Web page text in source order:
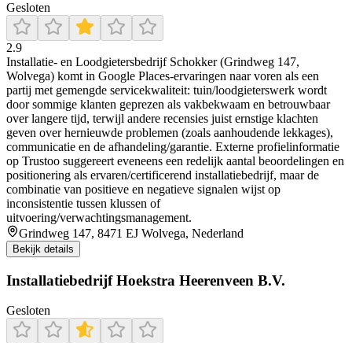
Gesloten
2.9
Installatie- en Loodgietersbedrijf Schokker (Grindweg 147,
Wolvega) komt in Google Places-ervaringen naar voren als een
partij met gemengde servicekwaliteit: tuin/loodgieterswerk wordt
door sommige klanten geprezen als vakbekwaam en betrouwbaar
over langere tijd, terwijl andere recensies juist ernstige klachten
geven over hernieuwde problemen (zoals aanhoudende lekkages),
communicatie en de afhandeling/garantie. Externe profielinformatie
op Trustoo suggereert eveneens een redelijk aantal beoordelingen en
positionering als ervaren/certificerend installatiebedrijf, maar de
combinatie van positieve en negatieve signalen wijst op
inconsistentie tussen klussen of
uitvoering/verwachtingsmanagement.
Grindweg 147, 8471 EJ Wolvega, Nederland
Bekijk details
Installatiebedrijf Hoekstra Heerenveen B.V.
Gesloten